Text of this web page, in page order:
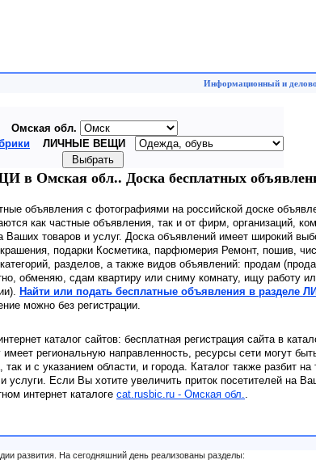
Информационный и
Омская обл.
ЛИЧНЫЕ ВЕЩИ
Омская обл.. Доска бесплатных
объявления с фотографиями на российской доске
как частные объявления, так и от фирм, организаций,
Ваших товаров и услуг. Доска объявлений имеет широкий
подарки Косметика, парфюмерия Ремонт, пошив,
разделов, а также видов объявлений: продам
обменяю, сдам квартиру или сниму комнату, ищу работу
Найти или подать бесплатные объявления в
можно без регистрации.
каталог сайтов: бесплатная регистрация сайта в
имеет региональную направленность, ресурсы сети могут
так и с указанием области, и города. Каталог также разбит
услуги. Если Вы хотите увеличить приток посетителей на
интернет каталоге cat.rusbic.ru - Омская обл..
развития. На сегодняшний день реализованы разделы: